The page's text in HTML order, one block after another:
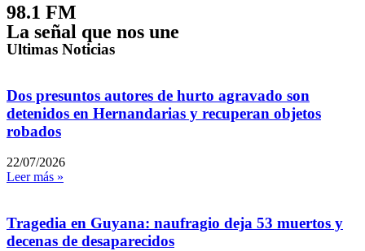
98.1 FM
La señal que nos une
Ultimas Noticias
Dos presuntos autores de hurto agravado son
detenidos en Hernandarias y recuperan objetos
robados
22/07/2026
Leer más »
Tragedia en Guyana: naufragio deja 53 muertos y
decenas de desaparecidos